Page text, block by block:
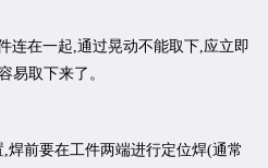
连在一起,通过晃动不能取下,应立即
易取下来了。
焊前要在工件两端进行定位焊(通常